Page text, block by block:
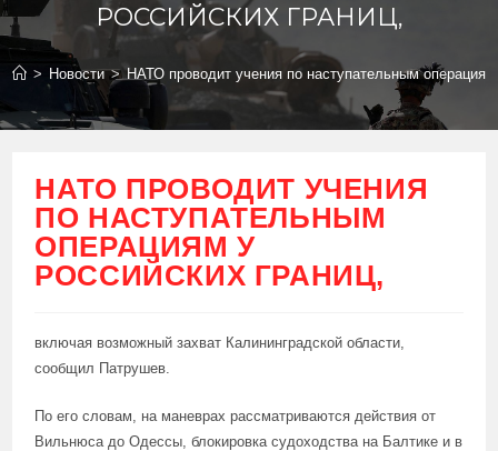
РОССИЙСКИХ ГРАНИЦ,
> Новости > НАТО проводит учения по наступательным операциям
НАТО ПРОВОДИТ УЧЕНИЯ
ПО НАСТУПАТЕЛЬНЫМ
ОПЕРАЦИЯМ У
РОССИЙСКИХ ГРАНИЦ,
включая возможный захват Калининградской области,
сообщил Патрушев.
По его словам, на маневрах рассматриваются действия от
Вильнюса до Одессы, блокировка судоходства на Балтике и в